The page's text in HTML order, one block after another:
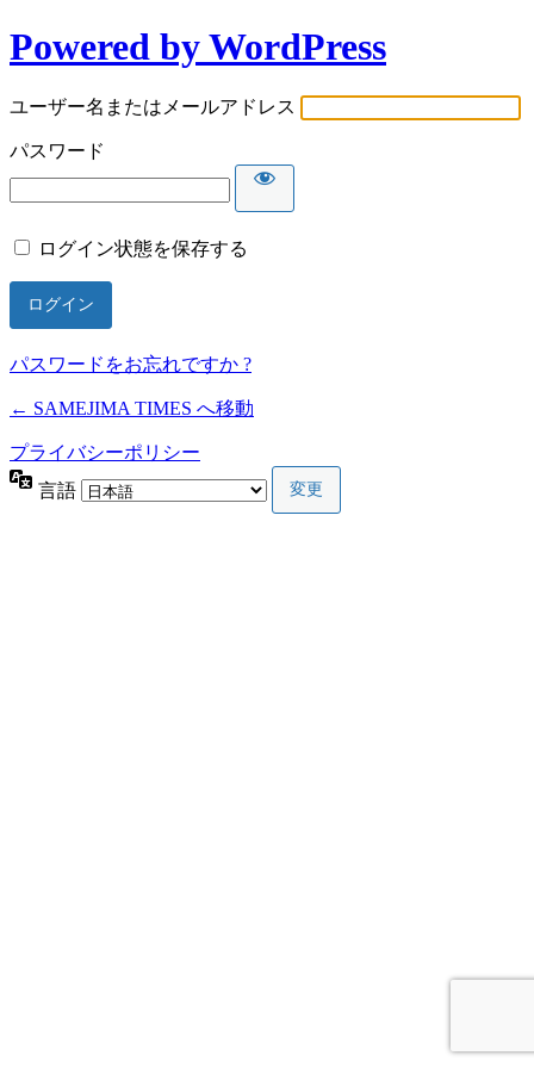
Powered by WordPress
ユーザー名またはメールアドレス
パスワード
ログイン状態を保存する
パスワードをお忘れですか ?
← SAMEJIMA TIMES へ移動
プライバシーポリシー
言語